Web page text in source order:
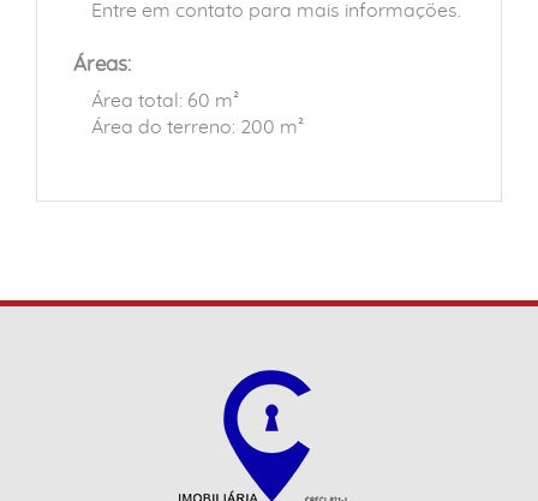
Entre em contato para mais informações.
Áreas:
Área total: 60 m²
Área do terreno: 200 m²